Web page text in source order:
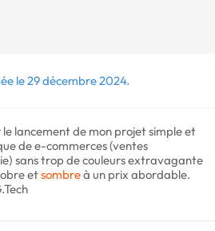
le 29 décembre 2024.
lancement de mon projet simple et
de e-commerces (ventes
sans trop de couleurs extravagante
etsombreà un prix abordable.